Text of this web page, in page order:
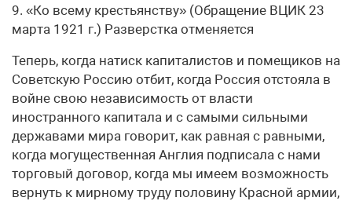
9. «Ко всему крестьянству» (Обращение ВЦИК 23
марта 1921 г.) Разверстка отменяется
Теперь, когда натиск капиталистов и помещиков на
Советскую Россию отбит, когда Россия отстояла в
войне свою независимость от власти
иностранного капитала и с самыми сильными
державами мира говорит, как равная с равными,
когда могущественная Англия подписала с нами
торговый договор, когда мы имеем возможность
вернуть к мирному труду половину Красной армии,